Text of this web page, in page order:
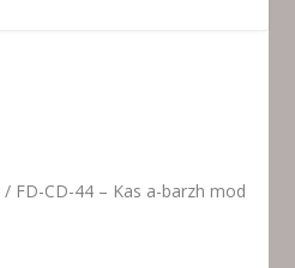
/ FD-CD-44 – Kas a-barzh mod